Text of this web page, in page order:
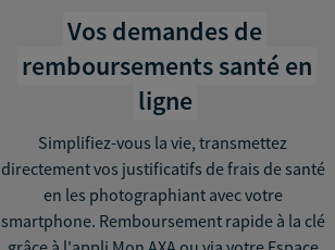
Vos demandes de
remboursements santé en
ligne
Simplifiez-vous la vie, transmettez
directement vos justificatifs de frais de santé
en les photographiant avec votre
smartphone. Remboursement rapide à la clé